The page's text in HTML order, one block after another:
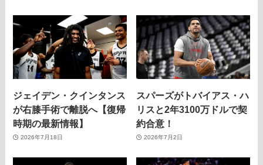
ジェイデン・クインタンス
が右膝手術で離脱へ【復帰
時期の最新情報】
2026年7月18日
スパーズがトバイアス・ハ
リスと2年3100万ドルで契
約合意！
2026年7月2日